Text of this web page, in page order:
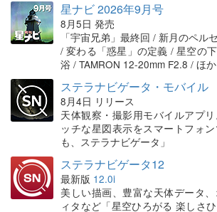
星ナビ 2026年9月号
8月5日 発売
「宇宙兄弟」最終回 / 新月のペル
/ 変わる「惑星」の定義 / 星空の
浴 / TAMRON 12-20mm F2.8 / ほか
ステラナビゲータ・モバイル
8月4日 リリース
天体観察・撮影用モバイルアプ
ッチな星図表示をスマートフォ
も、ステラナビゲータ」
ステラナビゲータ12
最新版 12.0i
美しい描画、豊富な天体データ
ィタなど「星空ひろがる 楽しさ